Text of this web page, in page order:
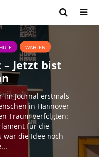
WAHLEN
Jetzt bist
im Journal erstmals
in Hannover
Traum verfolgten:
für die
war die Idee noch